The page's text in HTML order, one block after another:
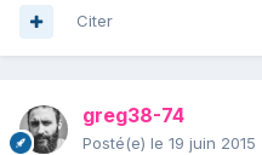
Citer
greg38-74
Posté(e) le 19 juin 2015